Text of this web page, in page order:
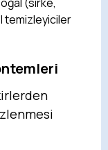
temizleyiciler